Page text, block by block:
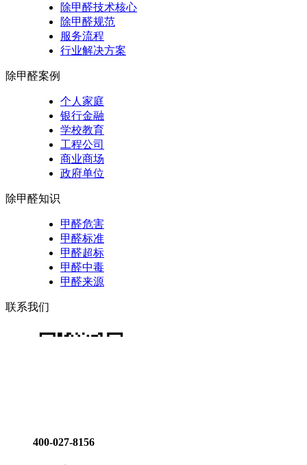
除甲醛技术核心
除甲醛规范
服务流程
行业解决方案
除甲醛案例
个人家庭
银行金融
学校教育
工程公司
商业商场
政府单位
除甲醛知识
甲醛危害
甲醛标准
甲醛超标
甲醛中毒
甲醛来源
联系我们
400-027-8156